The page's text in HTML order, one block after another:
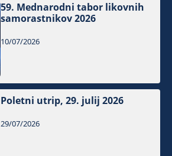
59. Mednarodni tabor likovnih
samorastnikov 2026
10/07/2026
Poletni utrip, 29. julij 2026
29/07/2026